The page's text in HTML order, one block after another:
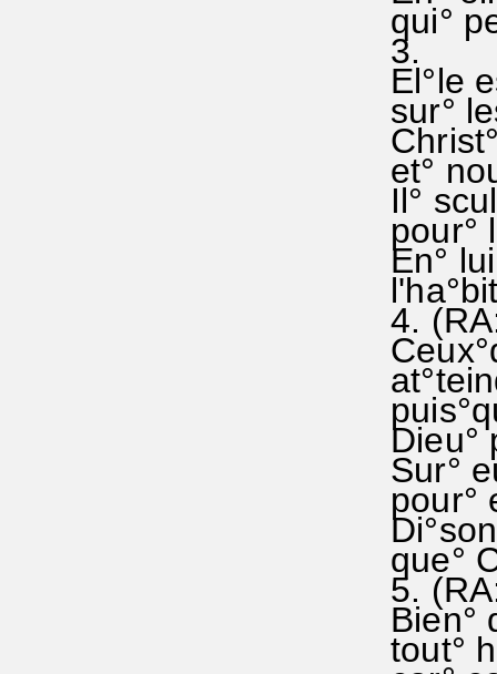
qui°
3.
El°le
sur°
et°
Il°
pour°
En°
4.
Dieu°
Sur°
pour°
que°
5.
Bien°
tout°